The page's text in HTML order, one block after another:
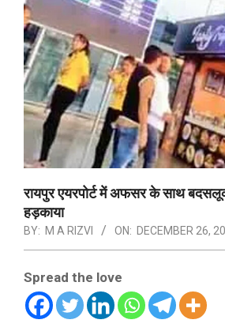
रायपुर एयरपोर्ट में अफसर के साथ
हड़काया
BY: M A RIZVI ON: DECEMBER 26,
Spread the love